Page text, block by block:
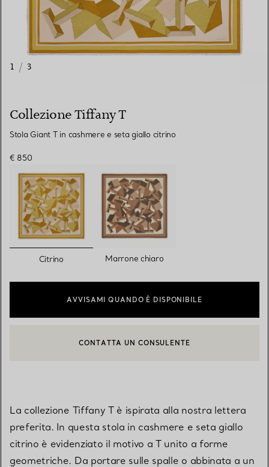
1 / 3
Collezione Tiffany T
Stola Giant T in cashmere e seta giallo citrino
€ 850
selezionato/i
Citrino Marrone chiaro
AVVISAMI QUANDO È DISPONIBILE
CONTATTA UN CONSULENTE CLIENTI O PRENOTA UN
La collezione Tiffany T è ispirata alla nostra lettera
preferita. In questa stola in cashmere e seta giallo
citrino è evidenziato il motivo a T unito a forme
geometriche. Da portare sulle spalle o abbinata a un